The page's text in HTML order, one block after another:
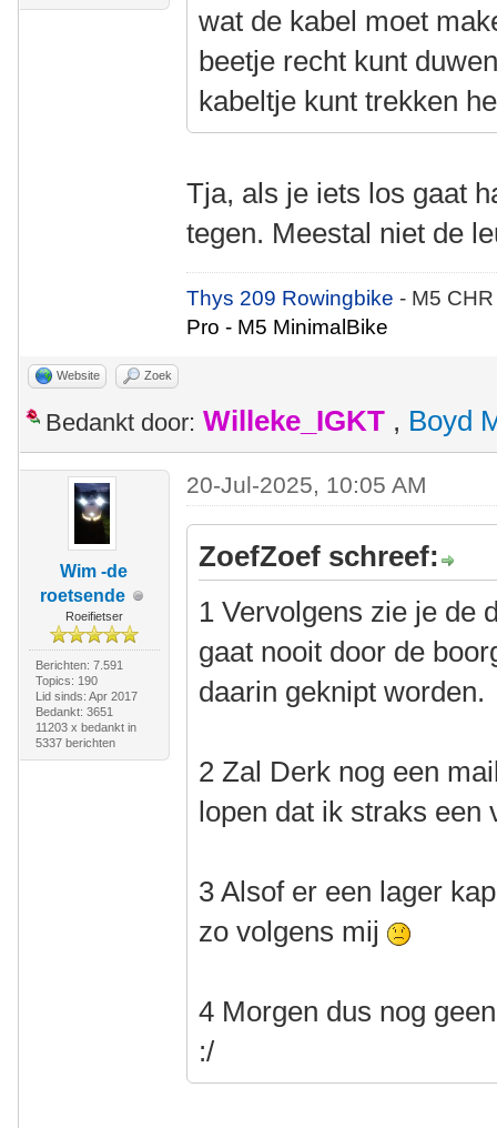
wat de kabel moet
beetje recht kunt
kabeltje kunt trekken
Tja, als je iets los gaat
tegen. Meestal niet de
Thys 209 Rowingbike- M5
Pro - M5 MinimalBike
Website Zoek
Bedankt door: Willeke_IGKT , Boyd
Wim -de
roetsende
Roeifietser
Berichten: 7.591
Topics: 190
Lid sinds: Apr 2017
Bedankt: 3651
11203 x bedankt in
5337 berichten
20-Jul-2025, 10:05 AM
ZoefZoef schreef:
1 Vervolgens zie je de
gaat nooit door de
daarin geknipt worden.
2 Zal Derk nog een
lopen dat ik straks een
3 Alsof er een lager
zo volgens mij
4 Morgen dus nog
:/